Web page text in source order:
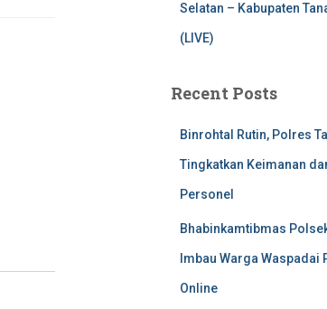
Selatan – Kabupaten
(LIVE)
Recent Posts
Binrohtal Rutin, Polres
Tingkatkan Keimanan
Personel
Bhabinkamtibmas
Imbau Warga Waspadai
Online